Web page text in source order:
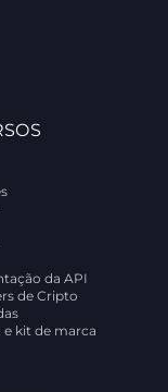
da API
de Cripto
e kit de marca